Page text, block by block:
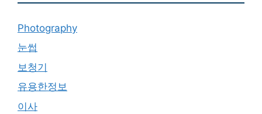
Photography
눈썹
보청기
유용한정보
이사